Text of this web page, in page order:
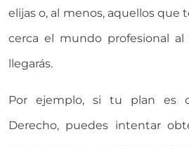
elijas o, al menos, aquellos que
cerca el mundo profesional
llegarás.
Por ejemplo, si tu plan es
Derecho, puedes intentar